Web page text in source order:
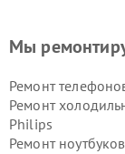
Мы
Ремонт
Ремонт
Philips
Ремонт